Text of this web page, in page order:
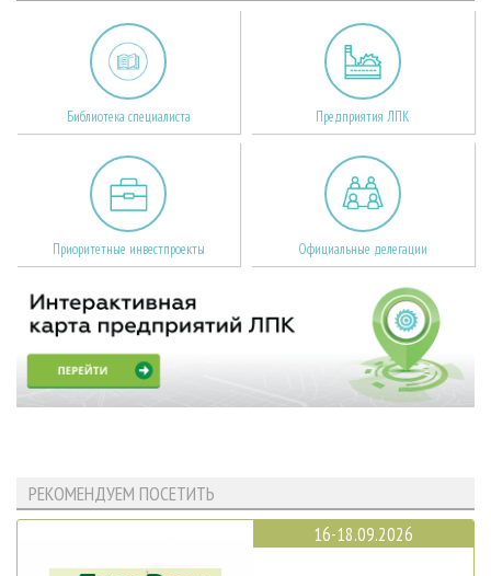
Библиотека специалиста Предприятия ЛПК
Приоритетные инвестпроекты Официальные делегации
РЕКОМЕНДУЕМ ПОСЕТИТЬ
16-18.09.2026